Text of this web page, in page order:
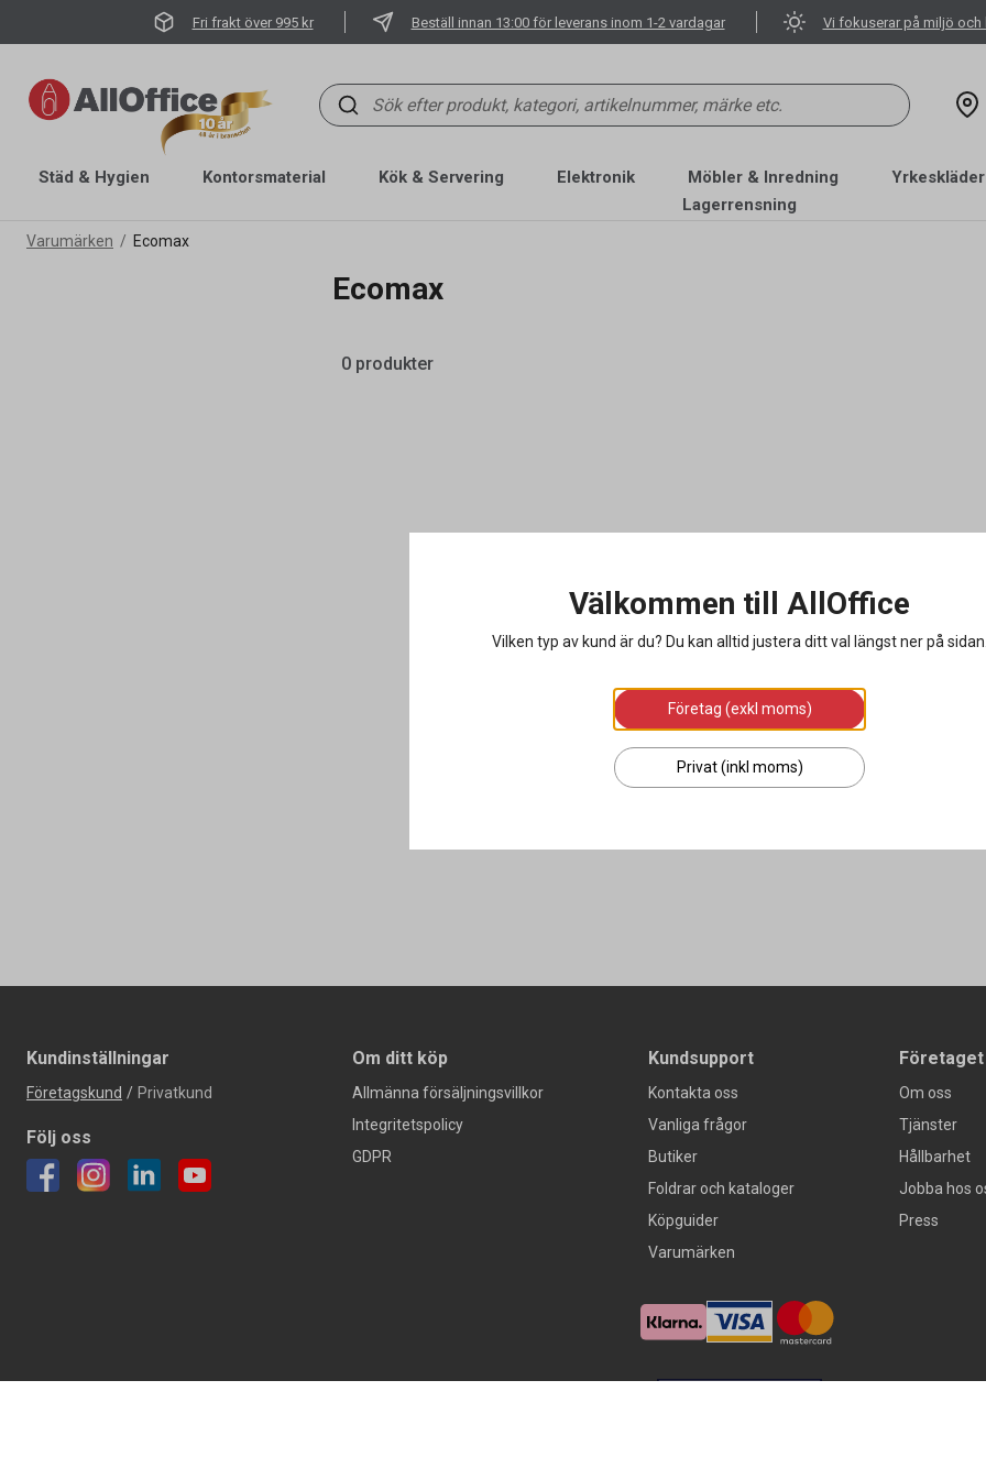
Fri frakt över 995 kr Beställ innan 13:00 för leverans inom 1-2 vardagar Vi fokuserar på miljö och
Städ & Hygien Kontorsmaterial Kök & Servering Elektronik Möbler & Inredning
Lagerrensning
Varumärken Ecomax
Ecomax
0 produkter
Kundinställningar
Företagskund / Privatkund
Följ oss
Om ditt köp
Allmänna försäljningsvillkor
Integritetspolicy
GDPR
Kundsupport
Kontakta oss
Vanliga frågor
Butiker
Foldrar och kataloger
Köpguider
Varumärken
Företaget
Om oss
Tjänster
Hållbarhet
Jobba hos
Press
Välkommen till AllOffice
Vilken typ av kund är du? Du kan alltid justera ditt val längst ner på
Företag (exkl moms)
Privat (inkl moms)